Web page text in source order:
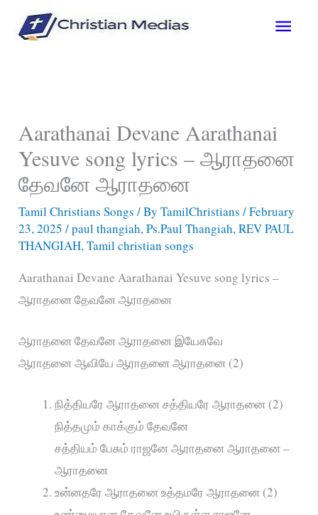
Main
Aarathanai Devane Aarathanai
Yesuve song lyrics – ஆராதனை
தேவனே ஆராதனை
Tamil Christians Songs / ByTamilChristians/February
23, 2025/paul thangiah,Ps.Paul Thangiah,REV PAUL
THANGIAH,Tamil christian songs
Aarathanai Devane Aarathanai Yesuve song lyrics –
ஆராதனை தேவனே ஆராதனை
ஆராதனை தேவனே ஆராதனை இயேசுவே
ஆராதனை ஆவியே ஆராதனை ஆராதனை (2)
நித்தியரே ஆராதனை சத்தியரே ஆராதனை (2)
நித்தமும் காக்கும் தேவனே
சத்தியம் பேசும் ராஜனே ஆராதனை ஆராதனை –
ஆராதனை
உன்னதரே ஆராதனை உத்தமரே ஆராதனை (2)